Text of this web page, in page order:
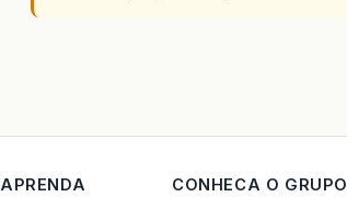
APRENDA
CONHECA O GRUPO